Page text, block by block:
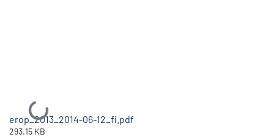
Ladataan...
erop_2013_2014-06-12_fi.pdf
293.15 KB